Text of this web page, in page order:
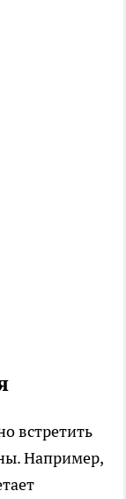
встретить
Например,